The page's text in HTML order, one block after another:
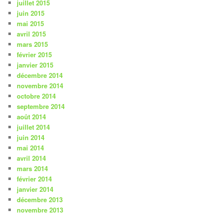
juillet 2015
juin 2015
mai 2015
avril 2015
mars 2015
février 2015
janvier 2015
décembre 2014
novembre 2014
octobre 2014
septembre 2014
août 2014
juillet 2014
juin 2014
mai 2014
avril 2014
mars 2014
février 2014
janvier 2014
décembre 2013
novembre 2013